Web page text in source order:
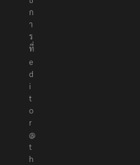
ก
า
ร
ที่
e
d
i
t
o
r
@
t
h